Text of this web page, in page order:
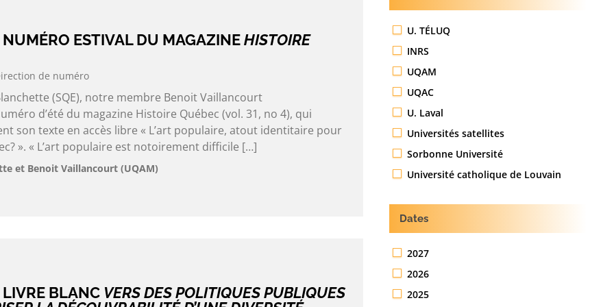
ESTIVAL DU MAGAZINEHISTOIRE
de numéro
(SQE), notre membre Benoit Vaillancourt
d’été du magazine Histoire Québec (vol. 31, no 4), qui
son texte en accès libre « L’art populaire, atout identitaire pour
». « L’art populaire est notoirement difficile […]
et Benoit Vaillancourt (UQAM)
BLANC VERS DES POLITIQUES PUBLIQUES
U. TÉLUQ
INRS
UQAM
UQAC
U. Laval
Universités satellites
Sorbonne Université
Université catholique de Louvain
Dates
2027
2026
2025